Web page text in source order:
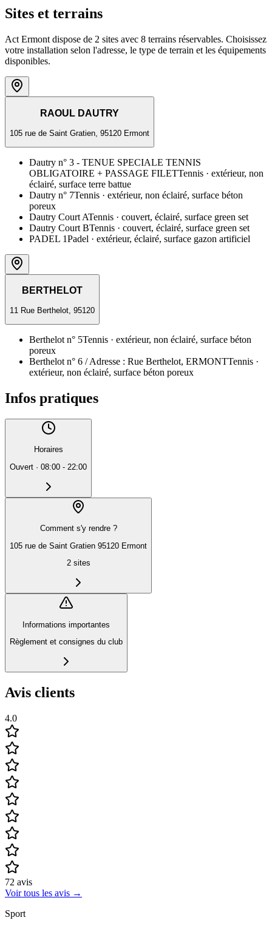
Sites et terrains
Act Ermont dispose de 2 sites avec 8 terrains réservables. Choisissez
votre installation selon l'adresse, le type de terrain et les équipements
disponibles.
RAOUL DAUTRY
105 rue de Saint Gratien, 95120 Ermont
Dautry n° 3 - TENUE SPECIALE TENNIS
OBLIGATOIRE + PASSAGE FILETTennis · extérieur, non
éclairé, surface terre battue
Dautry n° 7Tennis · extérieur, non éclairé, surface béton
poreux
Dautry Court ATennis · couvert, éclairé, surface green set
Dautry Court BTennis · couvert, éclairé, surface green set
PADEL 1Padel · extérieur, éclairé, surface gazon artificiel
BERTHELOT
11 Rue Berthelot, 95120
Berthelot n° 5Tennis · extérieur, non éclairé, surface béton
poreux
Berthelot n° 6 / Adresse : Rue Berthelot, ERMONTTennis ·
extérieur, non éclairé, surface béton poreux
Infos pratiques
Horaires
Ouvert · 08:00 - 22:00
Comment s'y rendre ?
105 rue de Saint Gratien 95120 Ermont
2sites
Informations importantes
Règlement et consignes du club
Avis clients
4.0
72 avis
Voir tous les avis →
Sport